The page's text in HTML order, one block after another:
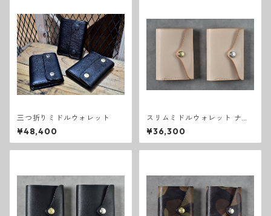
三つ折りミドルウォレット
¥48,400
スリムミドルウォレット ナチ
ュラル
¥36,300